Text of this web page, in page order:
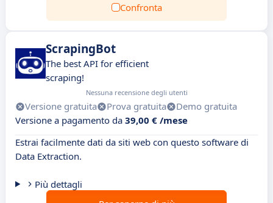
Confronta
ScrapingBot
The best API for efficient
scraping!
Nessuna recensione degli utenti
Versione gratuita Prova gratuita
Demo gratuita
Versione a pagamento da 39,00 € /mese
Estrai facilmente dati da siti web con questo software di
Data Extraction.
Più dettagli